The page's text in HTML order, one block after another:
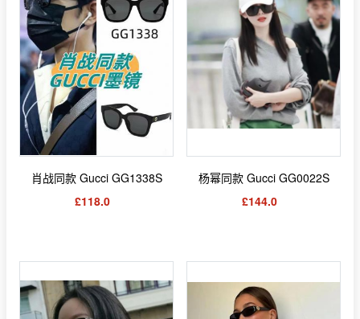
肖战同款 Gucci GG1338S
£118.0
杨幂同款 Gucci GG0022S
£144.0